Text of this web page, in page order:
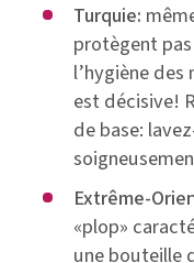
Turquie:
protègent
l’hygiène
est décisive!
de base:
Extrême-
«plop»
une bouteille